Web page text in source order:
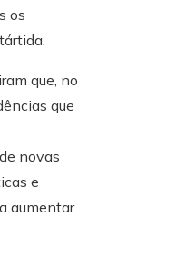
os
que, no
que
novas
e
aumentar